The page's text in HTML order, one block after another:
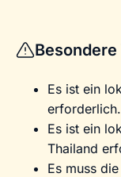
Es ist ein
erforderlich.
Es ist ein
Thailand
Es muss